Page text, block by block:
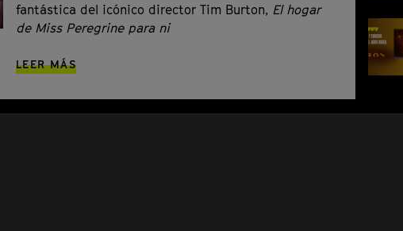
fantástica del icónico director Tim Burton, El hogar
de Miss Peregrine para ni
LEER MÁS